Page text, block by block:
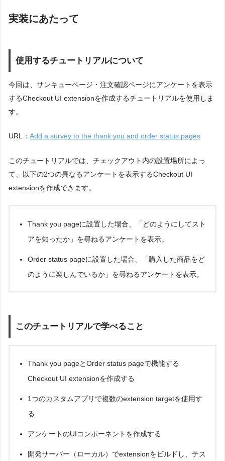
実装にあたって
使用するチュートリアルについて
今回は、サンキューページ・注文確認ページにアンケートを表示
するCheckout UI extensionを作成するチュートリアルを使用しま
す。
URL： Add a survey to the thank you and order status pages
このチュートリアルでは、チェックアウト内の設置場所によっ
て、以下の2つの異なるアンケートを表示するCheckout UI
extensionを作成できます。
Thank you pageに設置した場合、「どのようにしてスト
アを知ったか」を尋ねるアンケートを表示。
Order status pageに設置した場合、「購入した商品をど
のように楽しんでいるか」を尋ねるアンケートを表示。
このチュートリアルで学べること
Thank you pageとOrder status pageで機能する
Checkout UI extensionを作成する
1つのカスタムアプリで複数のextension targetを使用す
る
アンケートのUIコンポーネントを作成する
開発サーバー（ローカル）でextensionをビルドし、テス